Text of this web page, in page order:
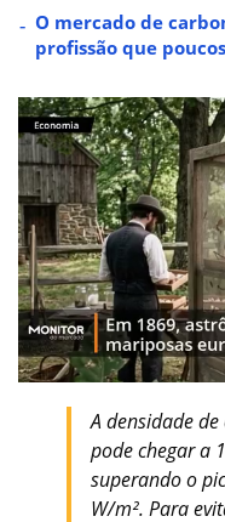
O mercado de
profissão que
A densidade
pode chegar a
superando o
W/m². Para